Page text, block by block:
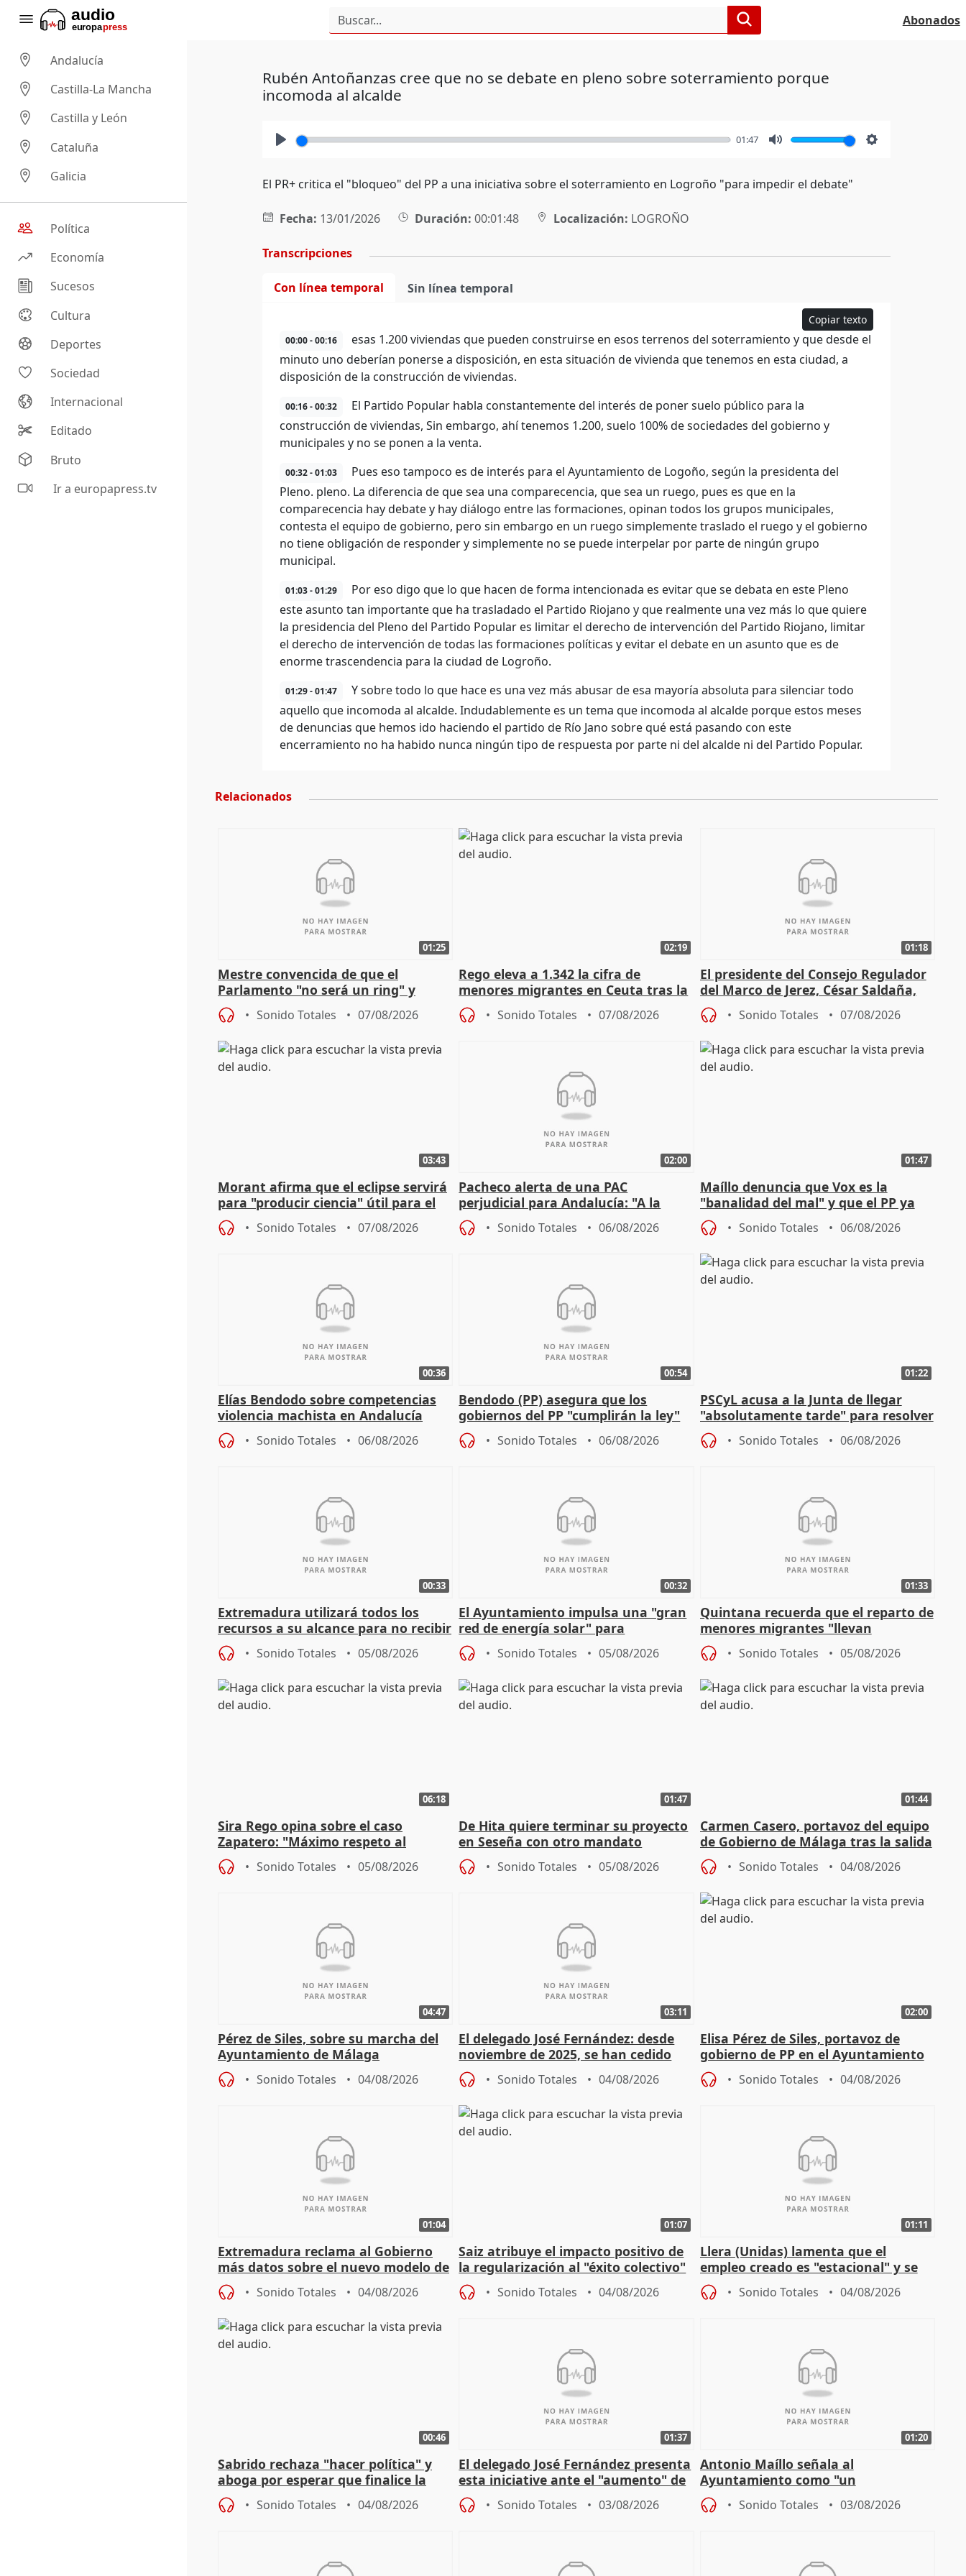
Abonados
Andalucía
Castilla-La Mancha
Castilla y León
Cataluña
Galicia
Política
Economía
Sucesos
Cultura
Deportes
Sociedad
Internacional
Editado
Bruto
Ir a europapress.tv
Rubén Antoñanzas cree que no se debate en pleno sobre soterramiento porque
incomoda al alcalde
01:47
El PR+ critica el "bloqueo" del PP a una iniciativa sobre el soterramiento en Logroño "para impedir el debate"
Fecha: 13/01/2026 Duración: 00:01:48 Localización: LOGROÑO
Transcripciones
Con línea temporal Sin línea temporal
Copiar texto
00:00 - 00:16
esas 1.200 viviendas que pueden construirse en esos terrenos del soterramiento y que desde el
minuto uno deberían ponerse a disposición, en esta situación de vivienda que tenemos en esta ciudad, a
disposición de la construcción de viviendas.
00:16 - 00:32
El Partido Popular habla constantemente del interés de poner suelo público para la
construcción de viviendas, Sin embargo, ahí tenemos 1.200, suelo 100% de sociedades del gobierno y
municipales y no se ponen a la venta.
00:32 - 01:03
Pues eso tampoco es de interés para el Ayuntamiento de Logoño, según la presidenta del
Pleno. pleno. La diferencia de que sea una comparecencia, que sea un ruego, pues es que en la
comparecencia hay debate y hay diálogo entre las formaciones, opinan todos los grupos municipales,
contesta el equipo de gobierno, pero sin embargo en un ruego simplemente traslado el ruego y el gobierno
no tiene obligación de responder y simplemente no se puede interpelar por parte de ningún grupo
municipal.
01:03 - 01:29
Por eso digo que lo que hacen de forma intencionada es evitar que se debata en este Pleno
este asunto tan importante que ha trasladado el Partido Riojano y que realmente una vez más lo que quiere
la presidencia del Pleno del Partido Popular es limitar el derecho de intervención del Partido Riojano, limitar
el derecho de intervención de todas las formaciones políticas y evitar el debate en un asunto que es de
enorme trascendencia para la ciudad de Logroño.
01:29 - 01:47
Y sobre todo lo que hace es una vez más abusar de esa mayoría absoluta para silenciar todo
aquello que incomoda al alcalde. Indudablemente es un tema que incomoda al alcalde porque estos meses
de denuncias que hemos ido haciendo el partido de Río Jano sobre qué está pasando con este
encerramiento no ha habido nunca ningún tipo de respuesta por parte ni del alcalde ni del Partido Popular.
Relacionados
01:25
Mestre convencida de que el
Parlamento "no será un ring" y
defiende "estabilidad" del pacto con
Vox
Sonido Totales 07/08/2026
02:19
Rego eleva a 1.342 la cifra de
menores migrantes en Ceuta tras la
entrada masiva
Sonido Totales 07/08/2026
01:18
El presidente del Consejo Regulador
del Marco de Jerez, César Saldaña,
sobre exportaciones
Sonido Totales 07/08/2026
03:43
Morant afirma que el eclipse servirá
para "producir ciencia" útil para el
resto del mundo
Sonido Totales 07/08/2026
02:00
Pacheco alerta de una PAC
perjudicial para Andalucía: "A la
agricultura hay que protegerla"
Sonido Totales 06/08/2026
01:47
Maíllo denuncia que Vox es la
"banalidad del mal" y que el PP ya
asume todas sus tesis
Sonido Totales 06/08/2026
00:36
Elías Bendodo sobre competencias
violencia machista en Andalucía
Sonido Totales 06/08/2026
00:54
Bendodo (PP) asegura que los
gobiernos del PP "cumplirán la ley"
sobre los menores migrantes
Sonido Totales 06/08/2026
01:22
PSCyL acusa a la Junta de llegar
"absolutamente tarde" para resolver
problemas como Newcastle
Sonido Totales 06/08/2026
00:33
Extremadura utilizará todos los
recursos a su alcance para no recibir
más menores migrantes
Sonido Totales 05/08/2026
00:32
El Ayuntamiento impulsa una "gran
red de energía solar" para
autoconsumo
Sonido Totales 05/08/2026
01:33
Quintana recuerda que el reparto de
menores migrantes "llevan
aportación del Gobierno" central
Sonido Totales 05/08/2026
06:18
Sira Rego opina sobre el caso
Zapatero: "Máximo respeto al
proceso judicial"
Sonido Totales 05/08/2026
01:47
De Hita quiere terminar su proyecto
en Seseña con otro mandato
Sonido Totales 05/08/2026
01:44
Carmen Casero, portavoz del equipo
de Gobierno de Málaga tras la salida
de Pérez de Siles
Sonido Totales 04/08/2026
04:47
Pérez de Siles, sobre su marcha del
Ayuntamiento de Málaga
Sonido Totales 04/08/2026
03:11
El delegado José Fernández: desde
noviembre de 2025, se han cedido
9.810 ayudas por nacimiento
Sonido Totales 04/08/2026
02:00
Elisa Pérez de Siles, portavoz de
gobierno de PP en el Ayuntamiento
de Málaga, deja la política
Sonido Totales 04/08/2026
01:04
Extremadura reclama al Gobierno
más datos sobre el nuevo modelo de
financiación
Sonido Totales 04/08/2026
01:07
Saiz atribuye el impacto positivo de
la regularización al "éxito colectivo"
del Gobierno
Sonido Totales 04/08/2026
01:11
Llera (Unidas) lamenta que el
empleo creado es "estacional" y se
"esfumará" al acabar el verano
Sonido Totales 04/08/2026
00:46
Sabrido rechaza "hacer política" y
aboga por esperar que finalice la
investigación del incendio
Sonido Totales 04/08/2026
01:37
El delegado José Fernández presenta
esta iniciative ante el "aumento" de
personas sin hogar en Madri
Sonido Totales 03/08/2026
01:20
Antonio Maíllo señala al
Ayuntamiento como "un
especulador más" sobre viviendas de
Jiménez Becerril
Sonido Totales 03/08/2026